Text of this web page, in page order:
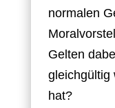
normalen
Gelten
gleichgültig
hat?